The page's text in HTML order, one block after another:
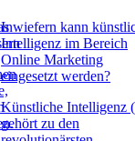
Inwiefern kann
Intelligenz im Bereich
Online Marketing
eingesetzt werden?
Künstliche Intelligenz
gehört zu den